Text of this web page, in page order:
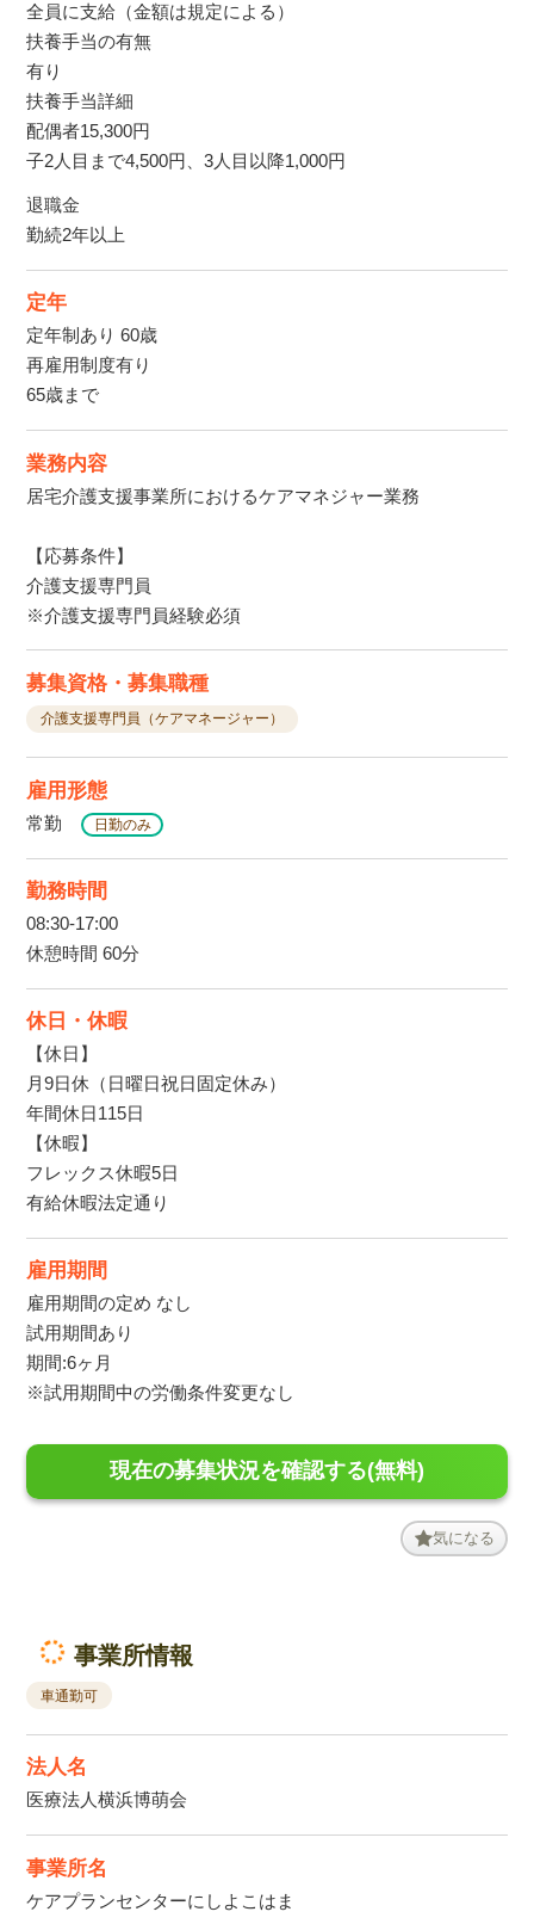
全員に支給（金額は規定による）
扶養手当の有無
有り
扶養手当詳細
配偶者15,300円
子2人目まで4,500円、3人目以降1,000円
退職金
勤続2年以上
定年
定年制あり 60歳
再雇用制度有り
65歳まで
業務内容
居宅介護支援事業所におけるケアマネジャー業務
【応募条件】
介護支援専門員
※介護支援専門員経験必須
募集資格・募集職種
介護支援専門員（ケアマネージャー）
雇用形態
常勤 日勤のみ
勤務時間
08:30-17:00
休憩時間 60分
休日・休暇
【休日】
月9日休（日曜日祝日固定休み）
年間休日115日
【休暇】
フレックス休暇5日
有給休暇法定通り
雇用期間
雇用期間の定め なし
試用期間あり
期間:6ヶ月
※試用期間中の労働条件変更なし
現在の募集状況を確認する(無料)
気になる
事業所情報
車通勤可
法人名
医療法人横浜博萌会
事業所名
ケアプランセンターにしよこはま